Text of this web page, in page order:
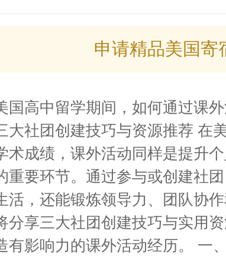
申请精品美国寄
国高中留学期间，如何通过课
大社团创建技巧与资源推荐 在
术成绩，课外活动同样是提升
重要环节。通过参与或创建社
活，还能锻炼领导力、团队协
分享三大社团创建技巧与实用
有影响力的课外活动经历。 一